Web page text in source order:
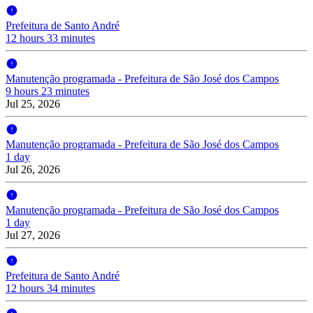
Prefeitura de Santo André
12 hours 33 minutes
Manutenção programada - Prefeitura de São José dos Campos
9 hours 23 minutes
Jul 25, 2026
Manutenção programada - Prefeitura de São José dos Campos
1 day
Jul 26, 2026
Manutenção programada - Prefeitura de São José dos Campos
1 day
Jul 27, 2026
Prefeitura de Santo André
12 hours 34 minutes